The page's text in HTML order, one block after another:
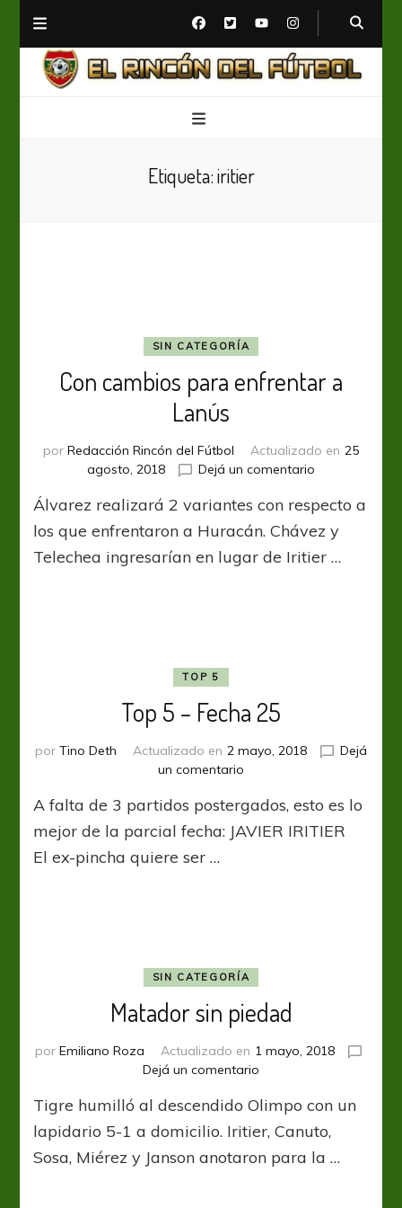
Etiqueta:iritier
SIN CATEGORÍA
Con cambios para enfrentar a
Lanús
por Redacción Rincón del Fútbol Actualizado en 25
agosto, 2018
Dejá un comentario
cambios
para
enfrentar
a
Álvarez realizará 2 variantes con respecto a
los que enfrentaron a Huracán. Chávez y
Telechea ingresarían en lugar de Iritier …
TOP 5
Top 5 – Fecha 25
por Tino Deth Actualizado en 2 mayo, 2018
Dejá
un comentario
5
–
A falta de 3 partidos postergados, esto es lo
mejor de la parcial fecha: JAVIER IRITIER
El ex-pincha quiere ser …
SIN CATEGORÍA
Matador sin piedad
por Emiliano Roza Actualizado en 1 mayo, 2018
Dejá un comentario
sin
piedad
Tigre humilló al descendido Olimpo con un
lapidario 5-1 a domicilio. Iritier, Canuto,
Sosa, Miérez y Janson anotaron para la …